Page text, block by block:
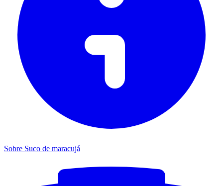
Sobre Suco de maracujá